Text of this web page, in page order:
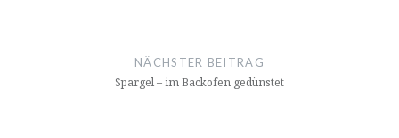
NÄCHSTER BEITRAG
Spargel – im Backofen gedünstet